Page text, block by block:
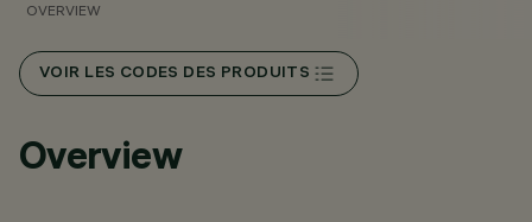
OVERVIEW
VOIR LES CODES DES PRODUITS
Overview